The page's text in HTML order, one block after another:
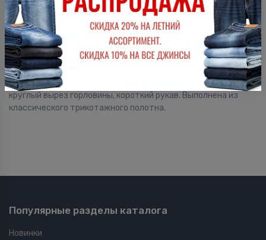
Описание
Мужская футболка F5, Regular fit (полуприлегающий силуэт),
круглый вырез горловины, короткий рукав. Выполнена из
классического трикотажного полотна.
Популярные разделы каталога
Новинки